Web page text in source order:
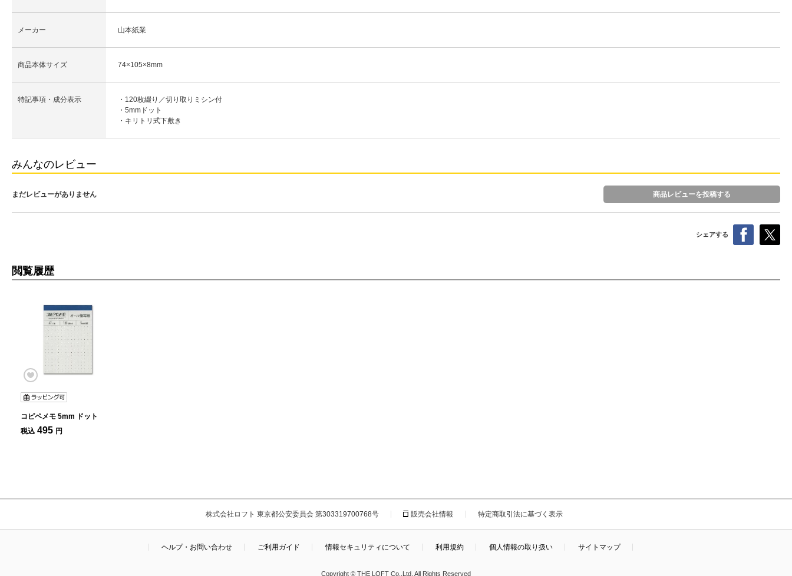
メーカー 山本紙業
商品本体サイズ 74×105×8mm
特記事項・成分表示
・120枚綴り／切り取りミシン付
・5mmドット
・キリトリ式下敷き
みんなのレビュー
まだレビューがありません 商品レビューを投稿する
シェアする
閲覧履歴
コピペメモ 5mm ドット
税込 495 円
株式会社ロフト 東京都公安委員会 第303319700768号 販売会社情報 特定商取引法に基づく表示
ヘルプ・お問い合わせ ご利用ガイド 情報セキュリティについて 利用規約 個人情報の取り扱い サイトマップ
Copyright © THE LOFT Co.,Ltd. All Rights Reserved